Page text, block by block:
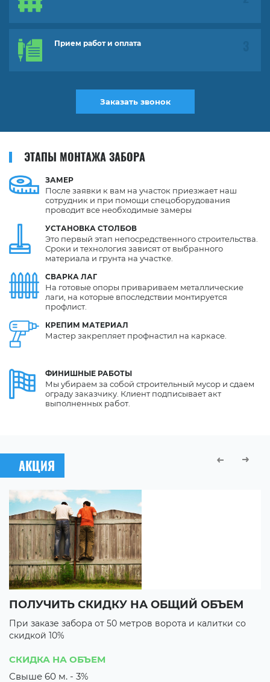
Прием работ и оплата
Заказать звонок
ЭТАПЫ МОНТАЖА ЗАБОРА
ЗАМЕР
УСТАНОВКА СТОЛБОВ
СВАРКА ЛАГ
КРЕПИМ МАТЕРИАЛ
ФИНИШНЫЕ РАБОТЫ
После заявки к вам на участок приезжает наш
сотрудник и при помощи спецоборудования
проводит все необходимые замеры
Это первый этап непосредственного строительства.
Сроки и технология зависят от выбранного
материала и грунта на участке.
На готовые опоры привариваем металлические
лаги, на которые впоследствии монтируется
профлист.
Мастер закрепляет профнастил на каркасе.
Мы убираем за собой строительный мусор и сдаем
ограду заказчику. Клиент подписывает акт
выполненных работ.
АКЦИЯ
ПОЛУЧИТЬ СКИДКУ НА ОБЩИЙ ОБЪЕМ
При заказе забора от 50 метров ворота и калитки со
скидкой 10%
СКИДКА НА ОБЪЕМ
Свыше 60 м. - 3%